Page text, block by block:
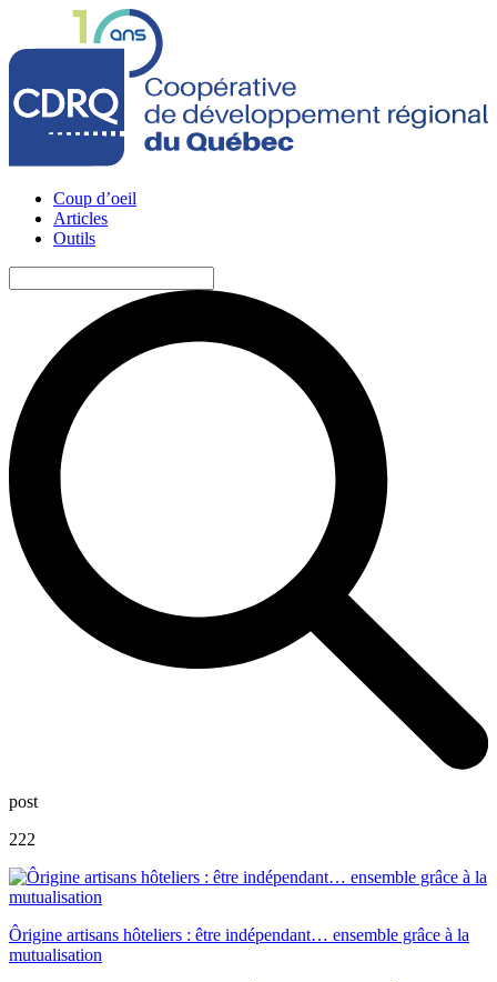
Coup d’oeil
Articles
Outils
post
222
Ôrigine artisans hôteliers : être indépendant… ensemble grâce à la
mutualisation